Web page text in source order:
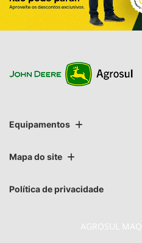
Equipamentos
Mapa do site
Política de privacidade
AGROSUL